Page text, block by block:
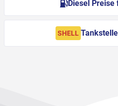
Diesel Preise
SHELL